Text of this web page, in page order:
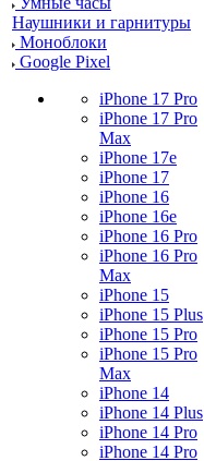
Наушники и гарнитуры
Моноблоки
Google Pixel
iPhone 17 Pro
iPhone 17 Pro
Max
iPhone 17e
iPhone 17
iPhone 16
iPhone 16e
iPhone 16 Pro
iPhone 16 Pro
Max
iPhone 15
iPhone 15 Plus
iPhone 15 Pro
iPhone 15 Pro
Max
iPhone 14
iPhone 14 Plus
iPhone 14 Pro
iPhone 14 Pro